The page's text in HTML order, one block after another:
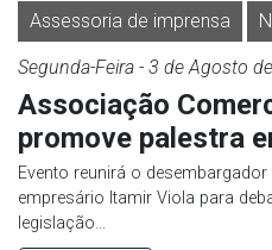
Assessoria de imprensa
Segunda-Feira - 3 deAgosto
Associação
promove palestra
Evento reunirá o
empresário Itamir Viola para
legislação…